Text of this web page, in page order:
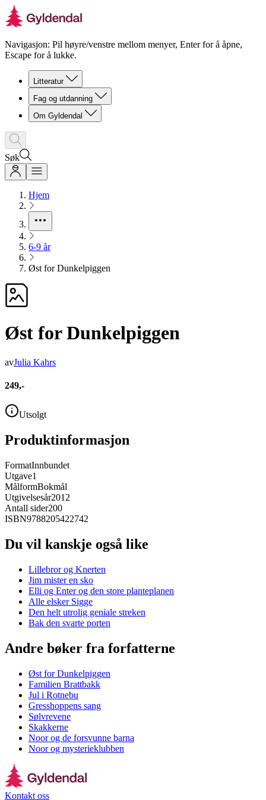
Navigasjon: Pil høyre/venstre mellom menyer, Enter for å åpne,
Escape for å lukke.
Litteratur
Fag og utdanning
Om Gyldendal
Søk
Hjem
6-9 år
Øst for Dunkelpiggen
Øst for Dunkelpiggen
avJulia Kahrs
249,-
Utsolgt
Produktinformasjon
FormatInnbundet
Utgave1
MålformBokmål
Utgivelsesår2012
Antall sider200
ISBN9788205422742
Du vil kanskje også like
Lillebror og Knerten
Jim mister en sko
Elli og Enter og den store planteplanen
Alle elsker Sigge
Den helt utrolig geniale streken
Bak den svarte porten
Andre bøker fra forfatterne
Øst for Dunkelpiggen
Familien Brattbakk
Jul i Rotnebu
Gresshoppens sang
Sølvrevene
Skakkerne
Noor og de forsvunne barna
Noor og mysterieklubben
Kontakt oss